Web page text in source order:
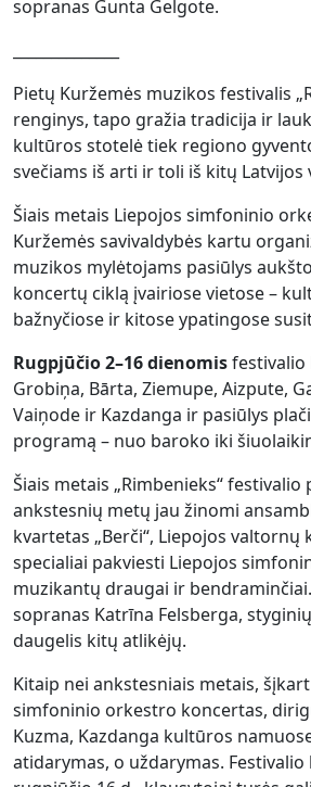
sopranas Gunta Gelgote.
Pietų Kuržemės muzikos festivalis
renginys, tapo gražia tradicija ir
kultūros stotelė tiek regiono
svečiams iš arti ir toli iš kitų Latvijos
Šiais metais Liepojos simfoninio
Kuržemės savivaldybės kartu
muzikos mylėtojams pasiūlys
koncertų ciklą įvairiose vietose –
bažnyčiose ir kitose ypatingose
Rugpjūčio 2–16 dienomisfestivalio
Grobiņa, Bārta, Ziemupe, Aizpute,
Vaiņode ir Kazdanga ir pasiūlys
programą – nuo ​​baroko iki
Šiais metais „Rimbenieks“
ankstesnių metų jau žinomi
kvartetas „Berči“, Liepojos valtornų
specialiai pakviesti Liepojos
muzikantų draugai ir
sopranas Katrīna Felsberga,
daugelis kitų atlikėjų.
Kitaip nei ankstesniais metais,
simfoninio orkestro koncertas,
Kuzma, Kazdanga kultūros
atidarymas, o uždarymas.